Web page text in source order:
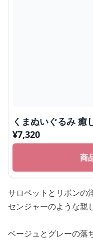
くまぬいぐるみ 癒
¥7,320
商
サロペットとリボンの
センジャーのような親
ベージュとグレーの落